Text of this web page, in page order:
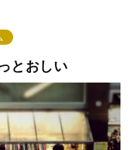
とおしい